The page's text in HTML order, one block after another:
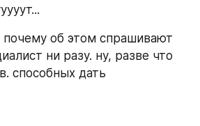
об этом спрашивают
ни разу. ну, разве что
способных дать